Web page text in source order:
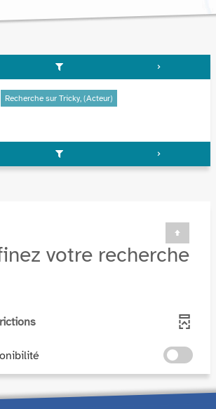
Recherche sur Tricky, (Acteur)
votre recherche